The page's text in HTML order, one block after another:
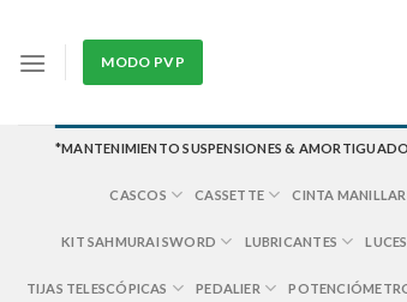
content
MODO PVP
*MANTENIMIENTO SUSPENSIONES &
CASCOS CASSETTE CINTA MANILLAR
KIT SAHMURAI SWORD LUBRICANTES
TIJAS TELESCÓPICAS PEDALIER